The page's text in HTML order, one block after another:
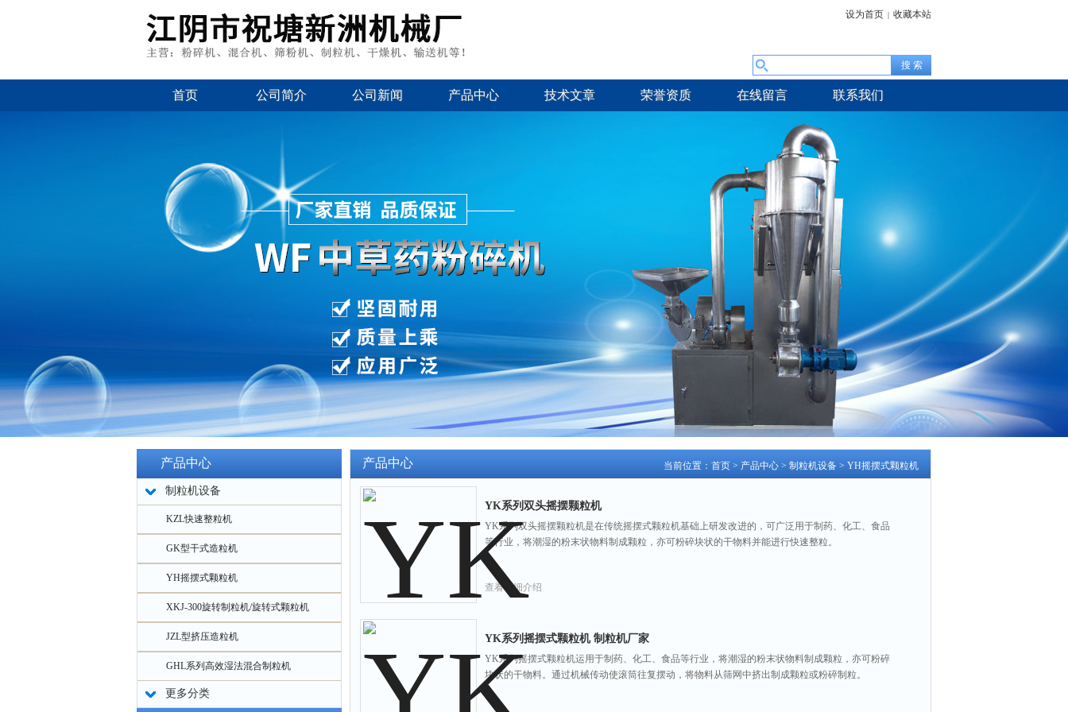
设为首页 | 收藏本站
首页 公司简介 公司新闻 产品中心 技术文章 荣誉资质 在线留言 联系我们
产品中心
制粒机设备
KZL快速整粒机
GK型干式造粒机
YH摇摆式颗粒机
XKJ-300旋转制粒机/旋转式颗粒机
JZL型挤压造粒机
GHL系列高效湿法混合制粒机
更多分类
当前位置： 首页 > 产品中心 > 制粒机设备 > YH摇摆式颗粒机
产品中心
YK系列双头摇摆颗粒机
YK系列双头摇摆颗粒机是在传统摇摆式颗粒机基础上研发改进的，可广泛用于制药、化工、食品
等行业，将潮湿的粉末状物料制成颗粒，亦可粉碎块状的干物料并能进行快速整粒。
查看详细介绍
YK系列摇摆式颗粒机 制粒机厂家
YK系列摇摆式颗粒机运用于制药、化工、食品等行业，将潮湿的粉末状物料制成颗粒，亦可粉碎
块状的干物料。通过机械传动使滚筒往复摆动，将物料从筛网中挤出制成颗粒或粉碎制粒。